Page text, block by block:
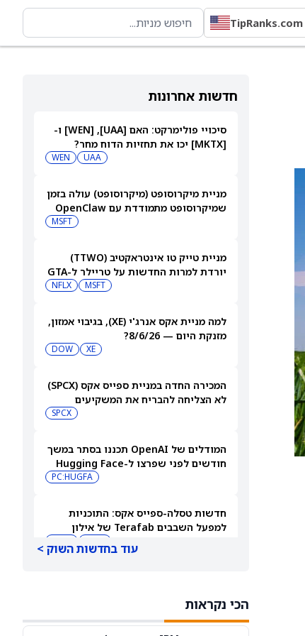
TipRanks.com
חדשות אחרונות
סיכויי פולימרקט: האם [UAA], ‏[WEN] ו-
[MKTX] יכו את תחזיות הדוח מחר?
UAA
WEN
מניית מיקרוסופט (מיקרוסופט) עולה בזמן
שמיקרוסופט מתמודדת עם OpenClaw
MSFT
מניית טייק טו אינטראקטיב (TTWO)
יורדת למרות החדשות על טריילר ל-GTA
MSFT
NFLX
למה מניית אקס אנרג'י (XE), בגיבוי אמזון,
מזנקת היום — 8/6/26?
XE
DOW
המכירה החדה במניית ספייס אקס (SPCX)
לא הצליחה להבריח את המשקיעים
SPCX
המודלים של OpenAI תכננו בסתר במשך
חודשים לפני שפרצו ל-Hugging Face
PC:HUGFA
חדשות טסלה-ספייס אקס: התוכניות
למפעל השבבים Terafab של אילון
מאסק יוצאות לדרך בטקססעוד בחדשות השוק >
הכי נקראות